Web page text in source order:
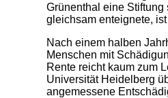
Grünenthal eine
gleichsam enteignete,
Nach einem halben
Menschen mit
Rente reicht kaum zum
Universität Heidelberg
angemessene